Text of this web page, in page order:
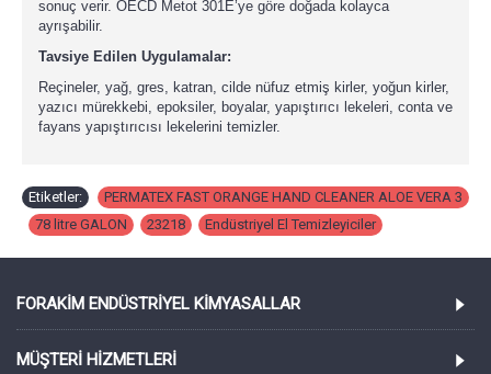
sonuç verir. OECD Metot 301E’ye göre doğada kolayca
ayrışabilir.
Tavsiye Edilen Uygulamalar:
Reçineler, yağ, gres, katran, cilde nüfuz etmiş kirler, yoğun kirler,
yazıcı mürekkebi, epoksiler, boyalar, yapıştırıcı lekeleri, conta ve
fayans yapıştırıcısı lekelerini temizler.
Etiketler:
PERMATEX FAST ORANGE HAND CLEANER ALOE VERA 3
78 litre GALON 23218 Endüstriyel El Temizleyiciler
FORAKIM ENDÜSTRIYEL KIMYASALLAR
MÜŞTERI HIZMETLERI